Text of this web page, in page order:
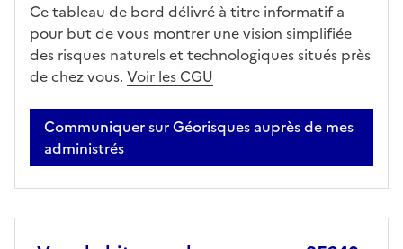
Ce tableau de bord délivré à titre informatif a
pour but de vous montrer une vision simplifiée
des risques naturels et technologiques situés près
de chez vous. Voir les CGU
Communiquer sur Géorisques auprès de mes
administrés